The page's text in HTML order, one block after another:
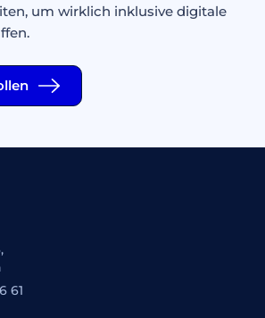
um wirklich inklusive digitale
61